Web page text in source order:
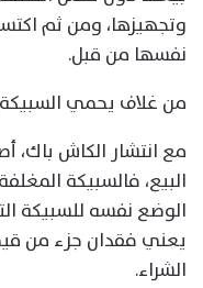
وتجهيزها، ومن ثم
نفسها من قبل.
من غلاف يحمي
مع انتشار الكاش باك،
البيع، فالسبيكة
الوضع نفسه للسبيكة
يعني فقدان جزء من
الشراء.